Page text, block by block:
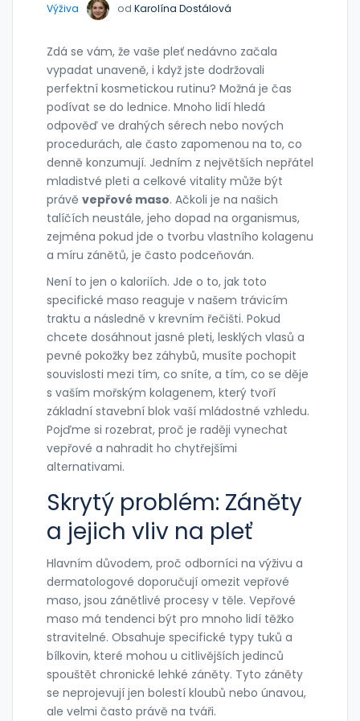
Výživa
od Karolína Dostálová
Zdá se vám, že vaše pleť nedávno začala
vypadat unaveně, i když jste dodržovali
perfektní kosmetickou rutinu? Možná je čas
podívat se do lednice. Mnoho lidí hledá
odpověď ve drahých sérech nebo nových
procedurách, ale často zapomenou na to, co
denně konzumují. Jedním z největších nepřátel
mladistvé pleti a celkové vitality může být
právě vepřové maso. Ačkoli je na našich
talíčích neustále, jeho dopad na organismus,
zejména pokud jde o tvorbu vlastního kolagenu
a míru zánětů, je často podceňován.
Není to jen o kaloriích. Jde o to, jak toto
specifické maso reaguje v našem trávicím
traktu a následně v krevním řečišti. Pokud
chcete dosáhnout jasné pleti, lesklých vlasů a
pevné pokožky bez záhybů, musíte pochopit
souvislosti mezi tím, co sníte, a tím, co se děje
s vaším mořským kolagenem, který tvoří
základní stavební blok vaší mládostné vzhledu.
Pojďme si rozebrat, proč je raději vynechat
vepřové a nahradit ho chytřejšími
alternativami.
Skrytý problém: Záněty
a jejich vliv na pleť
Hlavním důvodem, proč odborníci na výživu a
dermatologové doporučují omezit vepřové
maso, jsou zánětlivé procesy v těle. Vepřové
maso má tendenci být pro mnoho lidí těžko
stravitelné. Obsahuje specifické typy tuků a
bílkovin, které mohou u citlivějších jedinců
spouštět chronické lehké záněty. Tyto záněty
se neprojevují jen bolestí kloubů nebo únavou,
ale velmi často právě na tváři.